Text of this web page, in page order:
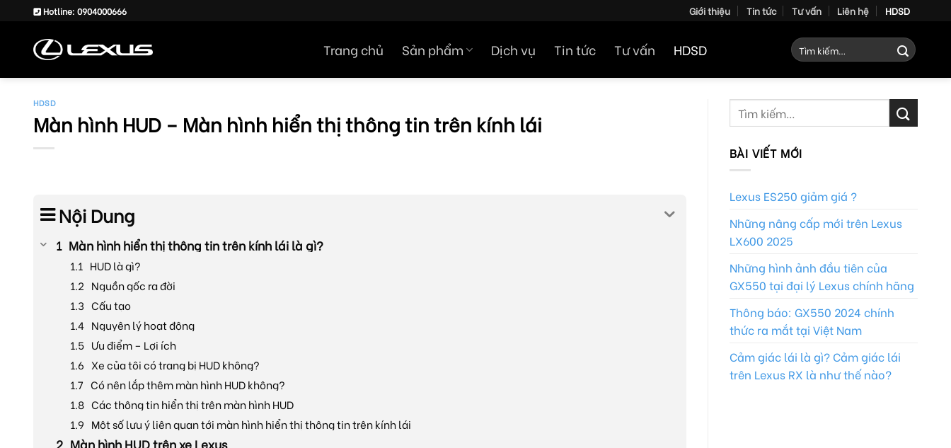
content
Hotline: 0904000666 Giới thiệu Tin tức Tư vấn Liên hệ HDSD
Trang chủ Sản phẩm Dịch vụ Tin tức Tư vấn HDSD
Tìm
kiếm:
HDSD
Màn hình HUD – Màn hình hiển thị thông tin trên kính lái
Nội Dung
Màn hình hiển thị thông tin trên kính lái là gì?
HUD là gì?
Nguồn gốc ra đời
Cấu tạo
Nguyên lý hoạt động
Ưu điểm – Lợi ích
Xe của tôi có trang bị HUD không?
Có nên lắp thêm màn hình HUD không?
Các thông tin hiển thị trên màn hình HUD
Một số lưu ý liên quan tới màn hình hiển thị thông tin trên kính lái
Màn hình HUD trên xe Lexus
BÀI VIẾT MỚI
Lexus ES250 giảm giá ?
Những nâng cấp mới trên Lexus
LX600 2025
Những hình ảnh đầu tiên của
GX550 tại đại lý Lexus chính hãng
Thông báo: GX550 2024 chính
thức ra mắt tại Việt Nam
Cảm giác lái là gì? Cảm giác lái
trên Lexus RX là như thế nào?